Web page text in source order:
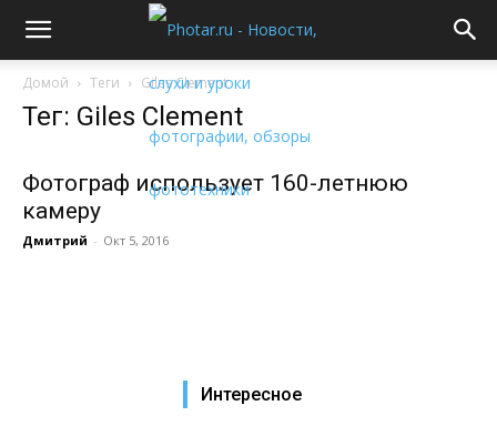
Домой Теги Giles Clement
Тег: Giles Clement
Фотограф использует 160-летнюю
камеру
Дмитрий - Окт 5, 2016
Интересное